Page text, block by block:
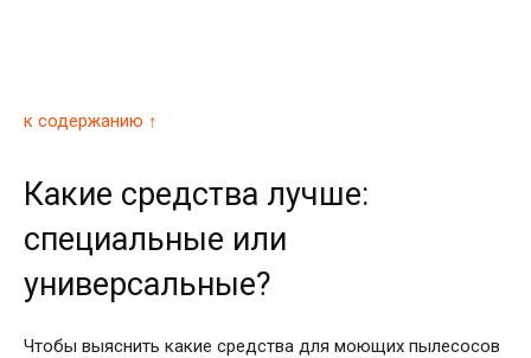
к содержанию ↑
Какие средства лучше:
специальные или
универсальные?
Чтобы выяснить какие средства для моющих пылесосов